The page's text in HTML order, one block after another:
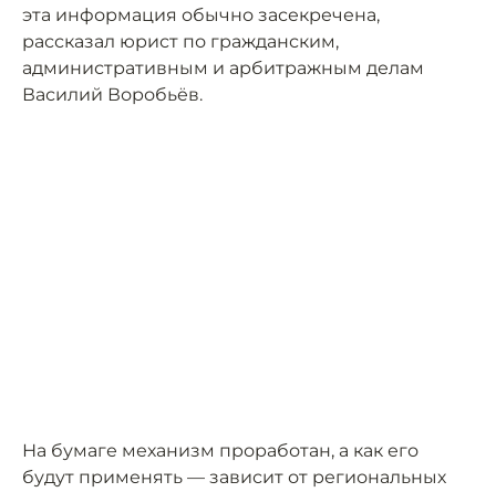
эта информация обычно засекречена,
рассказал юрист по гражданским,
административным и арбитражным делам
Василий Воробьёв.
На бумаге механизм проработан, а как его
будут применять — зависит от региональных